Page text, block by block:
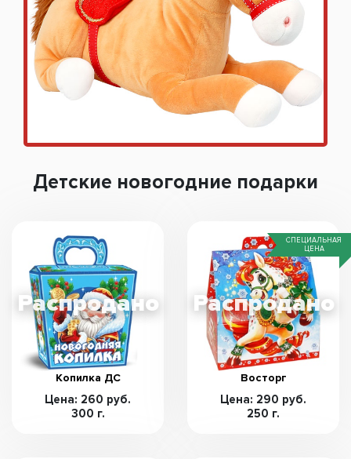
Детские новогодние подарки
Копилка ДС
Цена: 260 руб.
300 г.
СПЕЦИАЛЬНАЯ
ЦЕНА
Восторг
Цена: 290 руб.
250 г.